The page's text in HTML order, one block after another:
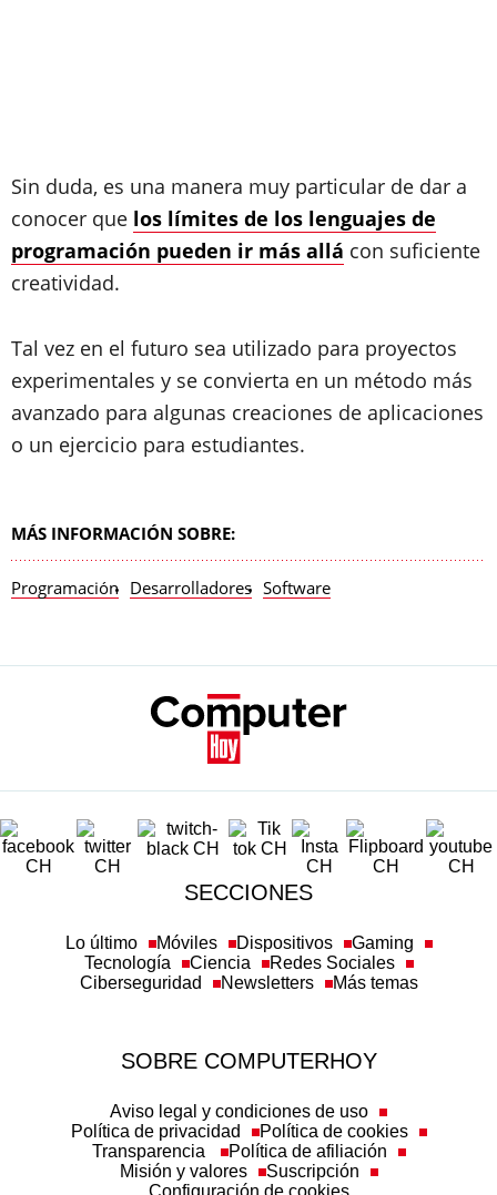
Sin duda, es una manera muy particular de dar a
conocer que los límites de los lenguajes de
programación pueden ir más allá con suficiente
creatividad.
Tal vez en el futuro sea utilizado para proyectos
experimentales y se convierta en un método más
avanzado para algunas creaciones de aplicaciones
o un ejercicio para estudiantes.
MÁS INFORMACIÓN SOBRE:
Programación Desarrolladores Software
SECCIONES
Tecnología
Ciencia
Redes Sociales
Ciberseguridad
Newsletters Más temas
Política de privacidad
Política de cookies
Transparencia
Política de afiliación
Misión y valores
Suscripción
Configuración de cookies